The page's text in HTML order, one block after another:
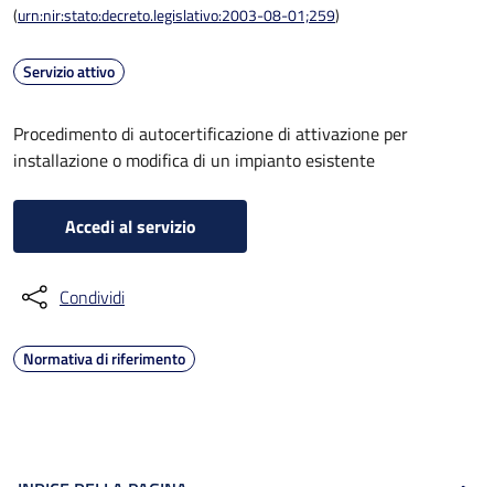
(urn:nir:stato:decreto.legislativo:2003-08-01;259)
Servizio attivo
Procedimento di autocertificazione di attivazione per
installazione o modifica di un impianto esistente
Accedi al servizio
Condividi
Normativa di riferimento